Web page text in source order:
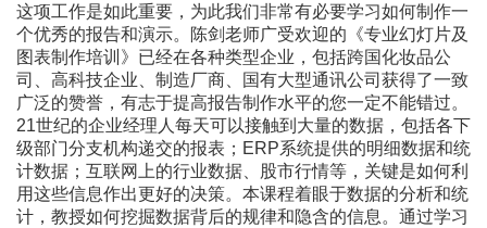
这项工作是如此重要，为此我们非常有必要学习如何制作一
个优秀的报告和演示。陈剑老师广受欢迎的《专业幻灯片及
图表制作培训》已经在各种类型企业，包括跨国化妆品公
司、高科技企业、制造厂商、国有大型通讯公司获得了一致
广泛的赞誉，有志于提高报告制作水平的您一定不能错过。
21世纪的企业经理人每天可以接触到大量的数据，包括各下
级部门分支机构递交的报表；ERP系统提供的明细数据和统
计数据；互联网上的行业数据、股市行情等，关键是如何利
用这些信息作出更好的决策。本课程着眼于数据的分析和统
计，教授如何挖掘数据背后的规律和隐含的信息。通过学习